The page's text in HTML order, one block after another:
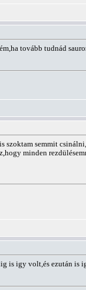
tovább tudnád
szoktam semmit
minden
is igy volt,és ezután is